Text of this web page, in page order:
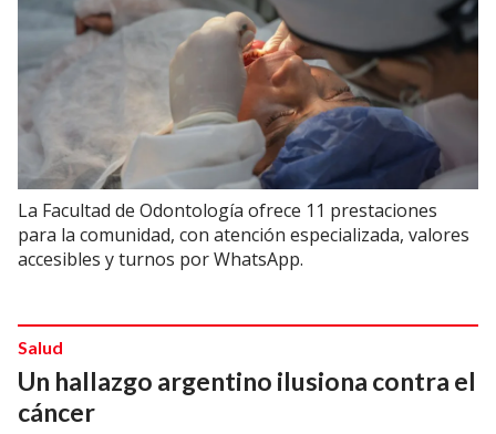
La Facultad de Odontología ofrece 11 prestaciones
para la comunidad, con atención especializada, valores
accesibles y turnos por WhatsApp.
Un hallazgo argentino ilusiona contra el
cáncer
Salud